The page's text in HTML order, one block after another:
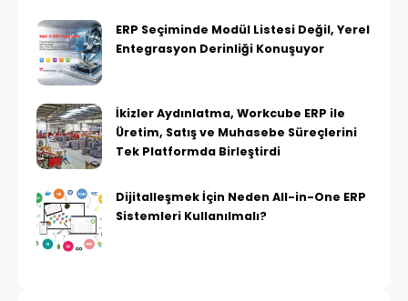
ERP Seçiminde Modül Listesi Değil, Yerel
Entegrasyon Derinliği Konuşuyor
İkizler Aydınlatma, Workcube ERP ile
Üretim, Satış ve Muhasebe Süreçlerini
Tek Platformda Birleştirdi
Dijitalleşmek İçin Neden All-in-One ERP
Sistemleri Kullanılmalı?